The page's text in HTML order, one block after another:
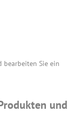
bearbeiten Sie ein
und